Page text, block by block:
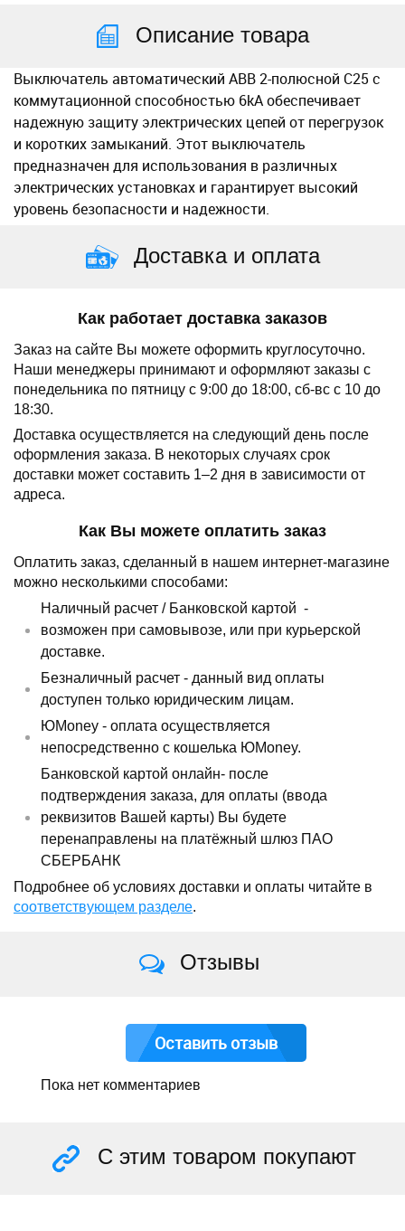
Описание товара
Выключатель автоматический ABB 2-полюсной C25 с
коммутационной способностью 6kA обеспечивает
надежную защиту электрических цепей от перегрузок
и коротких замыканий. Этот выключатель
предназначен для использования в различных
электрических установках и гарантирует высокий
уровень безопасности и надежности.
Доставка и оплата
Как работает доставка заказов
Заказ на сайте Вы можете оформить круглосуточно.
Наши менеджеры принимают и оформляют заказы с
понедельника по пятницу с 9:00 до 18:00, сб-вс с 10 до
18:30.
Доставка осуществляется на следующий день после
оформления заказа. В некоторых случаях срок
доставки может составить 1–2 дня в зависимости от
адреса.
Как Вы можете оплатить заказ
Оплатить заказ, сделанный в нашем интернет-магазине
можно несколькими способами:
Наличный расчет / Банковской картой -
возможен при самовывозе, или при курьерской
доставке.
Безналичный расчет - данный вид оплаты
доступен только юридическим лицам.
ЮMoney - оплата осуществляется
непосредственно с кошелька ЮMoney.
Банковской картой онлайн- после
подтверждения заказа, для оплаты (ввода
реквизитов Вашей карты) Вы будете
перенаправлены на платёжный шлюз ПАО
СБЕРБАНК
Подробнее об условиях доставки и оплаты читайте в
соответствующем разделе.
Отзывы
Оставить отзыв
Пока нет комментариев
С этим товаром покупают